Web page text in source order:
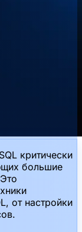
критически
большие
от настройки